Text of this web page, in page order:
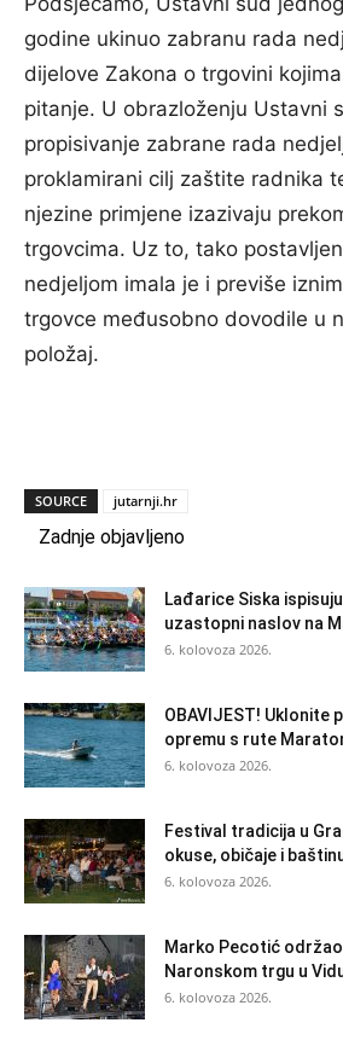
godine ukinuo zabranu rada
dijelove Zakona o trgovini
pitanje. U obrazloženju Ustavni
propisivanje zabrane rada
proklamirani cilj zaštite radnika
njezine primjene izazivaju
trgovcima. Uz to, tako
nedjeljom imala je i previše
trgovce međusobno dovodile u
položaj.
SOURCE jutarnji.hr
Zadnje objavljeno
Lađarice Siska
uzastopni naslov na
6. kolovoza 2026.
OBAVIJEST! Uklonite
opremu s rute
6. kolovoza 2026.
Festival tradicija u
okuse, običaje i
6. kolovoza 2026.
Marko Pecotić
Naronskom trgu u
6. kolovoza 2026.